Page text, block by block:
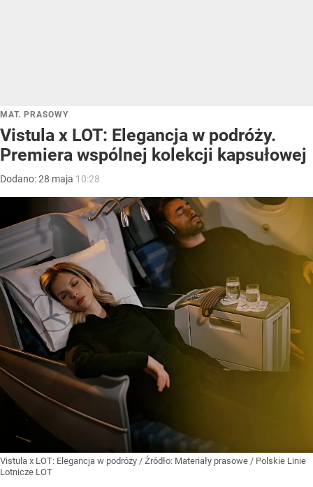
MAT. PRASOWY
Vistula x LOT: Elegancja w podróży.
Premiera wspólnej kolekcji kapsułowej
Dodano:28 maja 10:28
Vistula x LOT: Elegancja w podróży / Źródło: Materiały prasowe / Polskie Linie
Lotnicze LOT